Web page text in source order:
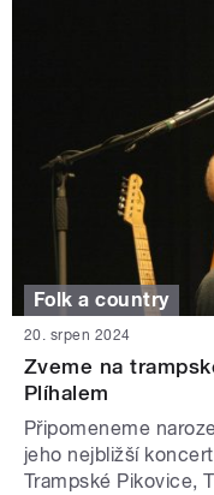
Folk a country
20. srpen 2024
Zveme na
Plíhalem
Připomeneme
jeho nejbližší
Trampské Pikovice,